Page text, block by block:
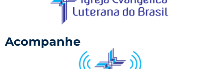
Acompanhe